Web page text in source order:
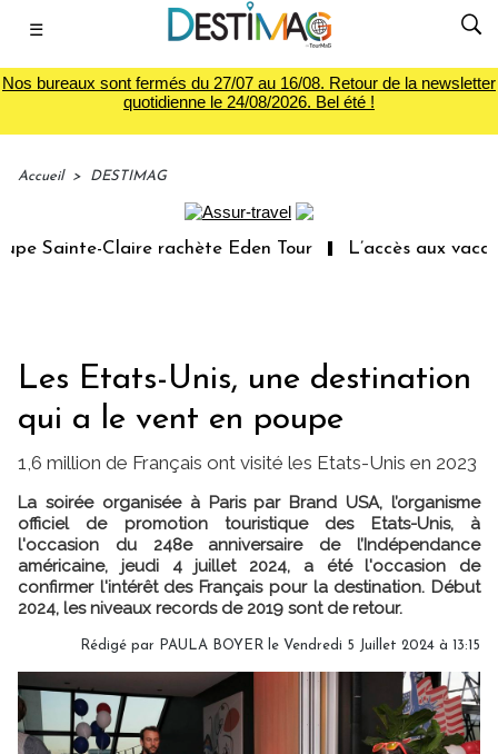
☰
Nos bureaux sont fermés du 27/07 au 16/08. Retour de la newsletter
quotidienne le 24/08/2026. Bel été !
Accueil > DESTIMAG
Sainte-Claire rachète Eden Tour L’accès aux
Les Etats-Unis, une destination
qui a le vent en poupe
1,6 million de Français ont visité les Etats-Unis en 2023
La soirée organisée à Paris par Brand USA, l’organisme
officiel de promotion touristique des Etats-Unis, à
l'occasion du 248e anniversaire de l’Indépendance
américaine, jeudi 4 juillet 2024, a été l'occasion de
confirmer l'intérêt des Français pour la destination. Début
2024, les niveaux records de 2019 sont de retour.
Rédigé par PAULA BOYER le Vendredi 5 Juillet 2024 à 13:15